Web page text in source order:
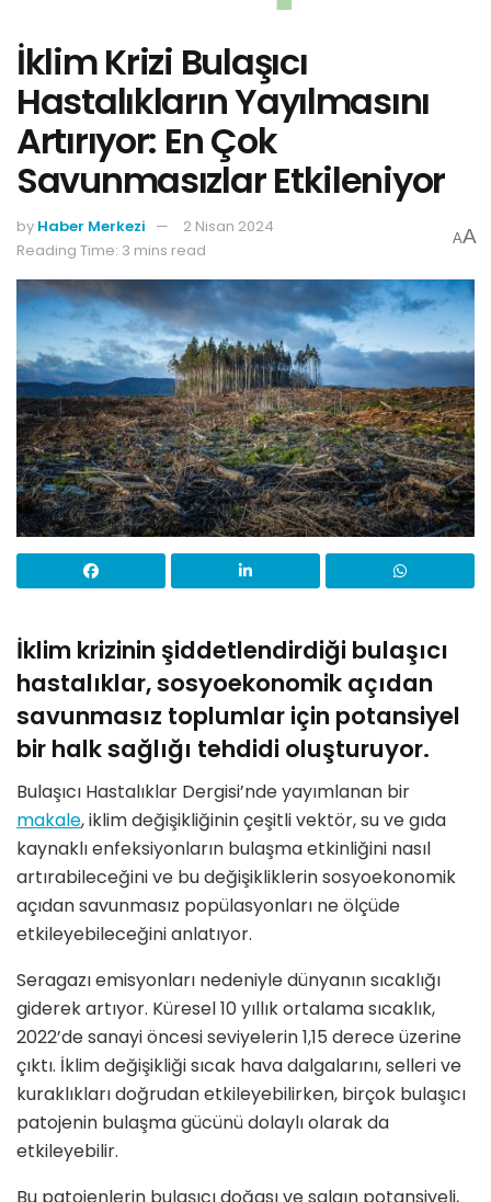
İklim Krizi Bulaşıcı
Hastalıkların Yayılmasını
Artırıyor: En Çok
Savunmasızlar Etkileniyor
by Haber Merkezi
2 Nisan 2024
Reading Time: 3 mins read
AA
İklim krizinin şiddetlendirdiği bulaşıcı
hastalıklar, sosyoekonomik açıdan
savunmasız toplumlar için potansiyel
bir halk sağlığı tehdidi oluşturuyor.
Bulaşıcı Hastalıklar Dergisi’nde yayımlanan bir
makale, iklim değişikliğinin çeşitli vektör, su ve gıda
kaynaklı enfeksiyonların bulaşma etkinliğini nasıl
artırabileceğini ve bu değişikliklerin sosyoekonomik
açıdan savunmasız popülasyonları ne ölçüde
etkileyebileceğini anlatıyor.
Seragazı emisyonları nedeniyle dünyanın sıcaklığı
giderek artıyor. Küresel 10 yıllık ortalama sıcaklık,
2022’de sanayi öncesi seviyelerin 1,15 derece üzerine
çıktı. İklim değişikliği sıcak hava dalgalarını, selleri ve
kuraklıkları doğrudan etkileyebilirken, birçok bulaşıcı
patojenin bulaşma gücünü dolaylı olarak da
etkileyebilir.
Bu patojenlerin bulaşıcı doğası ve salgın potansiyeli,